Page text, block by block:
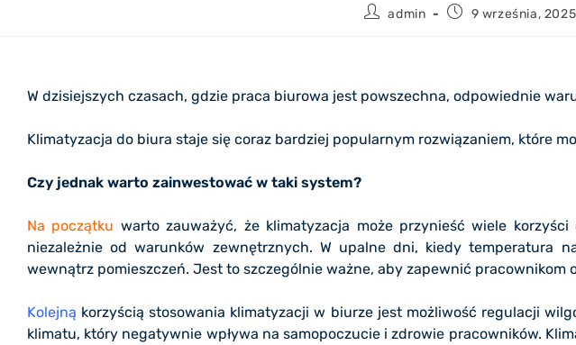
admin 9 września, 2025
W dzisiejszych czasach, gdzie praca biurowa jest powszechna, odpowiednie
Klimatyzacja do biura staje się coraz bardziej popularnym rozwiązaniem, które
Czy jednak warto zainwestować w taki system?
Na początku warto zauważyć, że klimatyzacja może przynieść wiele
niezależnie od warunków zewnętrznych. W upalne dni, kiedy temperatura
wewnątrz pomieszczeń. Jest to szczególnie ważne, aby zapewnić
Kolejną korzyścią stosowania klimatyzacji w biurze jest możliwość regulacji
klimatu, który negatywnie wpływa na samopoczucie i zdrowie pracowników.